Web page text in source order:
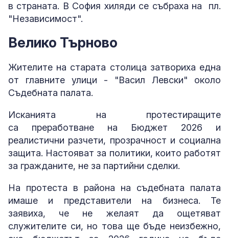
в страната. В София хиляди се събраха на пл.
"Независимост".
Велико Търново
Жителите на старата столица затвориха една
от главните улици - "Васил Левски" около
Съдебната палата.
Исканията на протестиращите
са преработване на Бюджет 2026 и
реалистични разчети, прозрачност и социална
защита. Настояват за политики, които работят
за гражданите, не за партийни сделки.
На протеста в района на съдебната палата
имаше и представители на бизнеса. Те
заявиха, че не желаят да ощетяват
служителите си, но това ще бъде неизбежно,